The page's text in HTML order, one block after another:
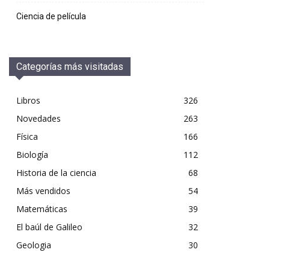
Ciencia de película
Categorías más visitadas
Libros
326
Novedades
263
Física
166
Biología
112
Historia de la ciencia
68
Más vendidos
54
Matemáticas
39
El baúl de Galileo
32
Geologia
30